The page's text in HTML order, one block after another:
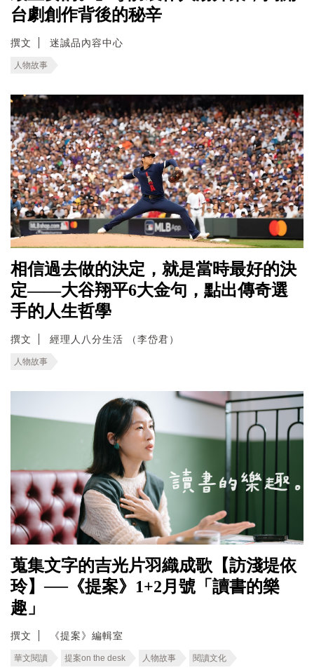
台劇創作背後的秘辛
撰文 迷誠品內容中心
人物故事
相信過去做的決定，就是當時最好的決
定——大谷翔平6大金句，點出傳奇選
手的人生哲學
撰文 經理人八分生活 （李岱君）
人物故事
蒐集文字的吉光片羽織成歌【訪淺堤依
玲】──《提案》1+2月號「讀書的樂
趣」
撰文 《提案》編輯室
華文閱讀 提案on the desk 人物故事 閱讀文化